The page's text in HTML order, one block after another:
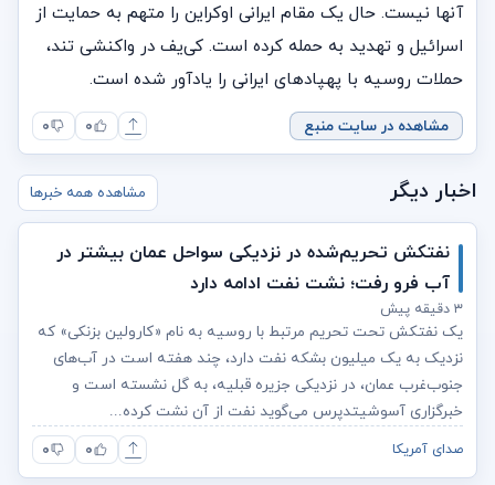
آنها نیست. حال یک مقام ایرانی اوکراین را متهم به حمایت از
اسرائیل و تهدید به حمله کرده است. کی‌یف در واکنشی تند،
حملات روسیه با پهپادهای ایرانی را یادآور شده است.
مشاهده در سایت منبع ۰ ۰
اخبار دیگر مشاهده همه خبرها
نفتکش تحریم‌شده در نزدیکی سواحل عمان بیشتر در
آب فرو رفت؛ نشت نفت ادامه دارد
۳ دقیقه پیش
یک نفتکش تحت تحریم مرتبط با روسیه به نام «کارولین بزنکی» که
نزدیک به یک میلیون بشکه نفت دارد، چند هفته است در آب‌های
جنوب‌غرب عمان، در نزدیکی جزیره قبلیه، به گل نشسته است و
خبرگزاری آسوشیتدپرس می‌گوید نفت از آن نشت کرده...
صدای آمریکا ۰ ۰